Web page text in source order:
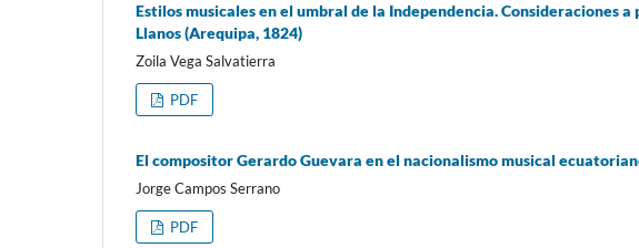
Estilos musicales en el umbral de la Independencia. Consideraciones
Llanos (Arequipa, 1824)
Zoila Vega Salvatierra
PDF
El compositor Gerardo Guevara en el nacionalismo musical
Jorge Campos Serrano
PDF